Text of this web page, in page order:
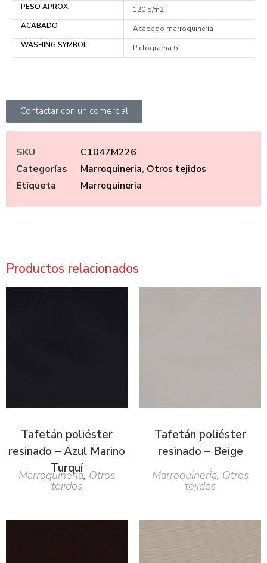
PESO APROX.
120 g/m2
ACABADO
Acabado marroquinería
WASHING SYMBOL
Pictograma 6
Contactar con un comercial
SKU
C1047M226
Categorías
Marroquineria, Otros tejidos
Etiqueta
Marroquineria
Productos relacionados
Tafetán poliéster
resinado – Azul Marino
Turquí
Marroquineria, Otros
tejidos
Tafetán poliéster
resinado – Beige
Marroquineria, Otros
tejidos